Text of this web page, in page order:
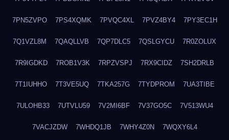
7PN5ZVPO 7PS4XQMK 7PVQC4XL 7PVZ4BY4 7PY3EC1H
7Q1VZL8M 7QAQLLVB 7QP7DLC5 7QSLGYCU 7R0ZOLUX
7R9IGDKD 7ROB1V3K 7RPZVSPJ 7RX9CIDZ 7SH2DRLB
7T1IUHHO 7T3VE5UQ 7TKA257G 7TYDPROM 7UA3TIBE
7ULOHB33 7UTVLU59 7V2MI6BF 7V37GO5C 7V513WU4
7VACJZDW 7WHDQ1JB 7WHY4Z0N 7WQXY6L4